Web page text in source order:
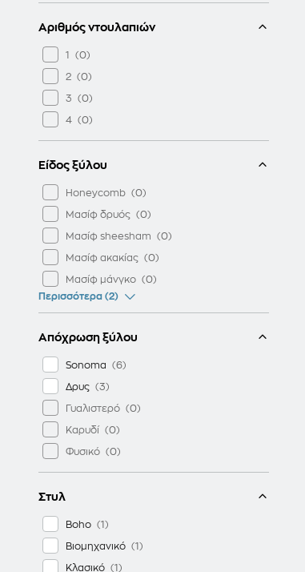
Αριθμός ντουλαπιών
1
2
3
4
Είδος ξύλου
Honeycomb
Μασίφ δρυός
Μασίφ sheesham
Μασίφ ακακίας
Μασίφ μάνγκο
Περισσότερα (2)
Απόχρωση ξύλου
Sonoma
Δρυς
Γυαλιστερό
Καρυδί
Φυσικό
Στυλ
Boho
Βιομηχανικό
Κλασικό